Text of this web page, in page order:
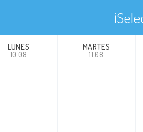
LUNES
10.08
MARTES
11.08